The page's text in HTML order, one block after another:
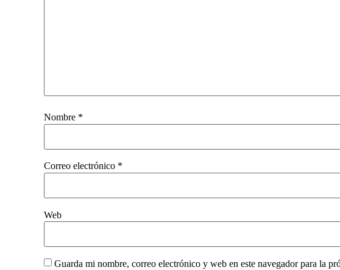
Nombre *
Correo electrónico *
Web
Guarda mi nombre, correo electrónico y web en este navegador para la